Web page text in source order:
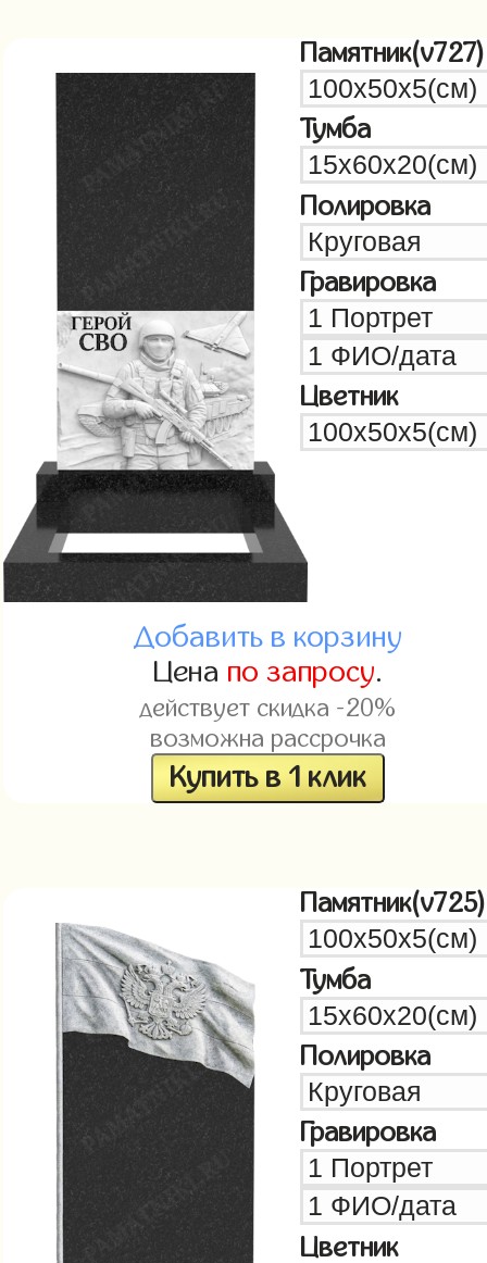
Памятник(v727)
Тумба
Полировка
Гравировка
Цветник
Добавить в корзину
Цена по запросу.
действует скидка -20%
возможна рассрочка
Купить в 1 клик
Памятник(v725)
Тумба
Полировка
Гравировка
Цветник